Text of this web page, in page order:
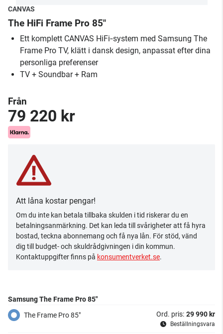
CANVAS
The HiFi Frame Pro 85"
Ett komplett CANVAS HiFi‑system med Samsung The
Frame Pro TV, klätt i dansk design, anpassat efter dina
personliga preferenser
TV + Soundbar + Ram
Från
79 220 kr
Att låna kostar pengar!
Om du inte kan betala tillbaka skulden i tid riskerar du en
betalningsanmärkning. Det kan leda till svårigheter att få hyra
bostad, teckna abonnemang och få nya lån. För stöd, vänd
dig till budget- och skuldrådgivningen i din kommun.
Kontaktuppgifter finns på konsumentverket.se.
Samsung The Frame Pro 85"
The Frame Pro 85"
Beställningsvara
Ord. pris: 29 990 kr